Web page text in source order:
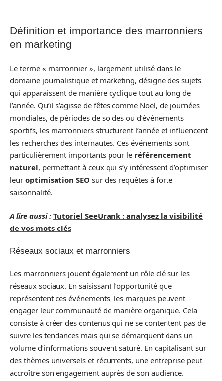
Définition et importance des marronniers
en marketing
Le terme « marronnier », largement utilisé dans le
domaine journalistique et marketing, désigne des sujets
qui apparaissent de manière cyclique tout au long de
l’année. Qu’il s’agisse de fêtes comme Noël, de journées
mondiales, de périodes de soldes ou d’événements
sportifs, les marronniers structurent l’année et influencent
les recherches des internautes. Ces événements sont
particulièrement importants pour le référencement
naturel, permettant à ceux qui s’y intéressent d’optimiser
leur optimisation SEO sur des requêtes à forte
saisonnalité.
A lire aussi : Tutoriel SeeUrank : analysez la visibilité
de vos mots-clés
Réseaux sociaux et marronniers
Les marronniers jouent également un rôle clé sur les
réseaux sociaux. En saisissant l’opportunité que
représentent ces événements, les marques peuvent
engager leur communauté de manière organique. Cela
consiste à créer des contenus qui ne se contentent pas de
suivre les tendances mais qui se démarquent dans un
volume d’informations souvent saturé. En capitalisant sur
des thèmes universels et récurrents, une entreprise peut
accroître son engagement auprès de son audience.